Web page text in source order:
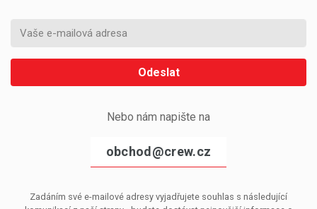
Odeslat
Nebo nám napište na
obchod@crew.cz
Zadáním své e-mailové adresy vyjadřujete souhlas s následující